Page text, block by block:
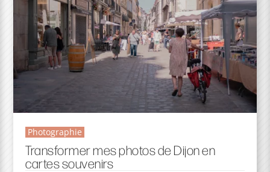
Photographie
Transformer mes photos de Dijon en
cartes souvenirs